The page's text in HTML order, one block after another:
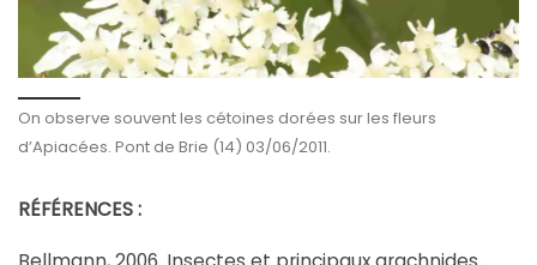
On observe souvent les cétoines dorées sur les fleurs
d’Apiacées. Pont de Brie (14) 03/06/2011.
RÉFÉRENCES :